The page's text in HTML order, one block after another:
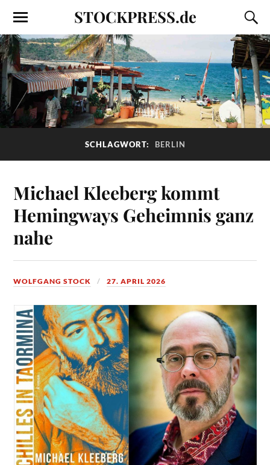
STOCKPRESS.de
SCHLAGWORT: BERLIN
Michael Kleeberg kommt
Hemingways Geheimnis ganz
nahe
WOLFGANG STOCK 27. APRIL 2026